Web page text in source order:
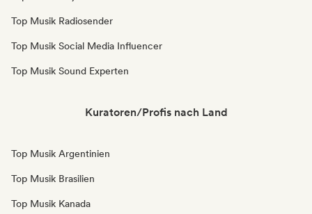
Top Musik Radiosender
Top Musik Social Media Influencer
Top Musik Sound Experten
Kuratoren/Profis nach Land
Top Musik Argentinien
Top Musik Brasilien
Top Musik Kanada